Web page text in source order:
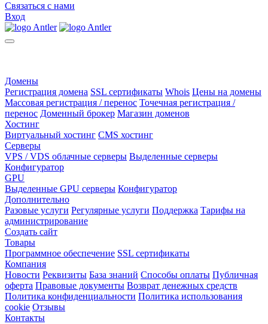
Связаться с нами
Вход
Домены
Регистрация домена SSL сертификаты Whois Цены на домены
Массовая регистрация / перенос Точечная регистрация /
перенос Доменный брокер Магазин доменов
Хостинг
Виртуальный хостинг CMS хостинг
Серверы
VPS / VDS облачные серверы Выделенные серверы
Конфигуратор
GPU
Выделенные GPU серверы Конфигуратор
Дополнительно
Разовые услуги Регулярные услуги Поддержка Тарифы на
администрирование
Создать сайт
Товары
Программное обеспечение SSL сертификаты
Компания
Новости Реквизиты База знаний Способы оплаты Публичная
оферта Правовые документы Возврат денежных средств
Политика конфиденциальности Политика использования
cookie Отзывы
Контакты